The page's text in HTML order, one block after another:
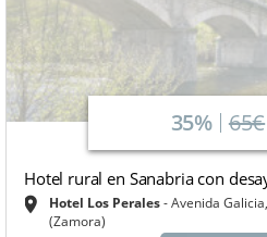
35% 65€
Hotel rural en Sanabria con
Hotel Los Perales Avenida
(Zamora)